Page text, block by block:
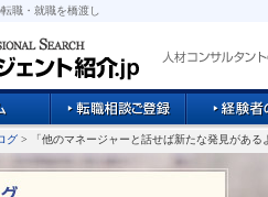
職・就職を橋渡し
グ > 「他のマネージャーと話せば新たな発見がある